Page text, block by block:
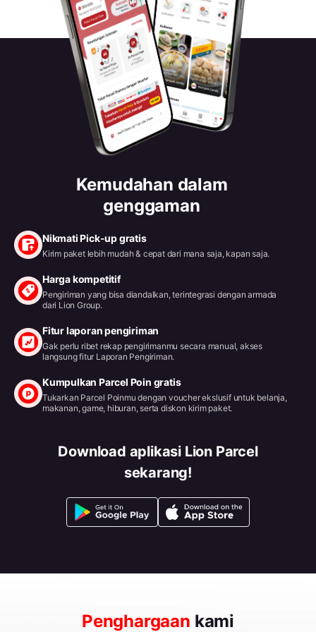
Kemudahan dalam
genggaman
Nikmati Pick-up gratis
Kirim paket lebih mudah & cepat dari mana saja, kapan saja.
Harga kompetitif
Pengiriman yang bisa diandalkan, terintegrasi dengan armada
dari Lion Group.
Fitur laporan pengiriman
Gak perlu ribet rekap pengirimanmu secara manual, akses
langsung fitur Laporan Pengiriman.
Kumpulkan Parcel Poin gratis
Tukarkan Parcel Poinmu dengan voucher ekslusif untuk belanja,
makanan, game, hiburan, serta diskon kirim paket.
Download aplikasi Lion Parcel
sekarang!
Penghargaan kami